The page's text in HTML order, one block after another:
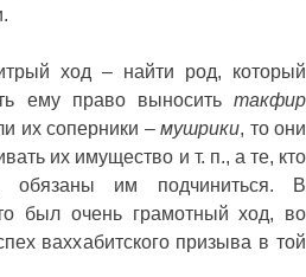
ход – найти род, который
ему право выноситьтакфир
их соперники – мушрики, то они
их имущество и т. п., а те, кто
обязаны им подчиниться. В
был очень грамотный ход, во
ваххабитского призыва в той